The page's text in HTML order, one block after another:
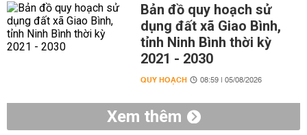
Bản đồ quy hoạch sử
dụng đất xã Giao Bình,
tỉnh Ninh Bình thời kỳ
2021 - 2030
QUY HOẠCH 08:59 | 05/08/2026
Xem thêm